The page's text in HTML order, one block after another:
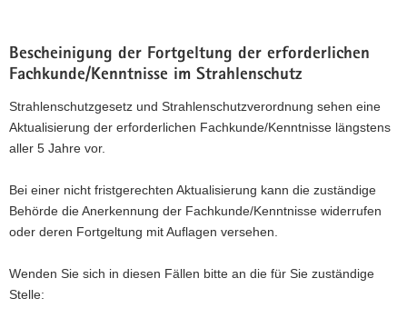
Bescheinigung der Fortgeltung der erforderlichen
Fachkunde/Kenntnisse im Strahlenschutz
Strahlenschutzgesetz und Strahlenschutzverordnung sehen eine
Aktualisierung der erforderlichen Fachkunde/Kenntnisse längstens
aller 5 Jahre vor.
Bei einer nicht fristgerechten Aktualisierung kann die zuständige
Behörde die Anerkennung der Fachkunde/Kenntnisse widerrufen
oder deren Fortgeltung mit Auflagen versehen.
Wenden Sie sich in diesen Fällen bitte an die für Sie zuständige
Stelle: